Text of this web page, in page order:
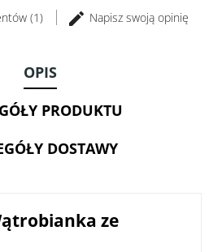
(1) Napisz swoją opinię
OPIS
PRODUKTU
DOSTAWY
ze